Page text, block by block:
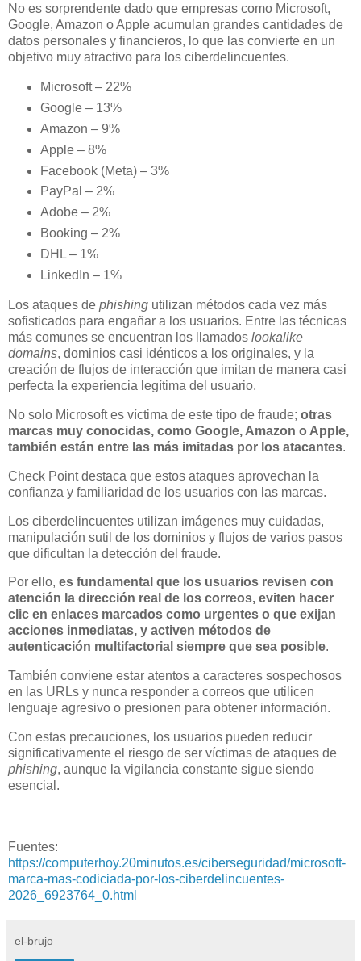
No es sorprendente dado que empresas como Microsoft,
Google, Amazon o Apple acumulan grandes cantidades de
datos personales y financieros, lo que las convierte en un
objetivo muy atractivo para los ciberdelincuentes.
Microsoft – 22%
Google – 13%
Amazon – 9%
Apple – 8%
Facebook (Meta) – 3%
PayPal – 2%
Adobe – 2%
Booking – 2%
DHL – 1%
LinkedIn – 1%
Los ataques de phishing utilizan métodos cada vez más
sofisticados para engañar a los usuarios. Entre las técnicas
más comunes se encuentran los llamados lookalike
domains, dominios casi idénticos a los originales, y la
creación de flujos de interacción que imitan de manera casi
perfecta la experiencia legítima del usuario.
No solo Microsoft es víctima de este tipo de fraude; otras
marcas muy conocidas, como Google, Amazon o Apple,
también están entre las más imitadas por los atacantes.
Check Point destaca que estos ataques aprovechan la
confianza y familiaridad de los usuarios con las marcas.
Los ciberdelincuentes utilizan imágenes muy cuidadas,
manipulación sutil de los dominios y flujos de varios pasos
que dificultan la detección del fraude.
Por ello, es fundamental que los usuarios revisen con
atención la dirección real de los correos, eviten hacer
clic en enlaces marcados como urgentes o que exijan
acciones inmediatas, y activen métodos de
autenticación multifactorial siempre que sea posible.
También conviene estar atentos a caracteres sospechosos
en las URLs y nunca responder a correos que utilicen
lenguaje agresivo o presionen para obtener información.
Con estas precauciones, los usuarios pueden reducir
significativamente el riesgo de ser víctimas de ataques de
phishing, aunque la vigilancia constante sigue siendo
esencial.
Fuentes:
https://computerhoy.20minutos.es/ciberseguridad/microsoft-
marca-mas-codiciada-por-los-ciberdelincuentes-
2026_6923764_0.html
el-brujo